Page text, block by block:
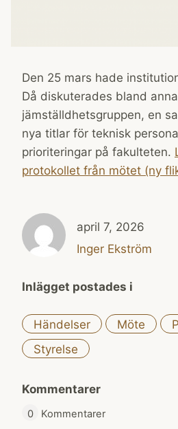
Den 25 mars hade
Då diskuterades bland
jämställdhetsgruppen, en
nya titlar för teknisk
prioriteringar på fakulteten.
protokollet från mötet (ny
april 7, 2026
Inger Ekström
Inlägget postades i
Händelser Möte
Styrelse
Kommentarer
0 Kommentarer